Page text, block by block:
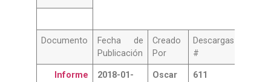
Documento
Fecha de
Publicación
Creado
Por
Descargas
#
Informe
2018-01-
Oscar
611